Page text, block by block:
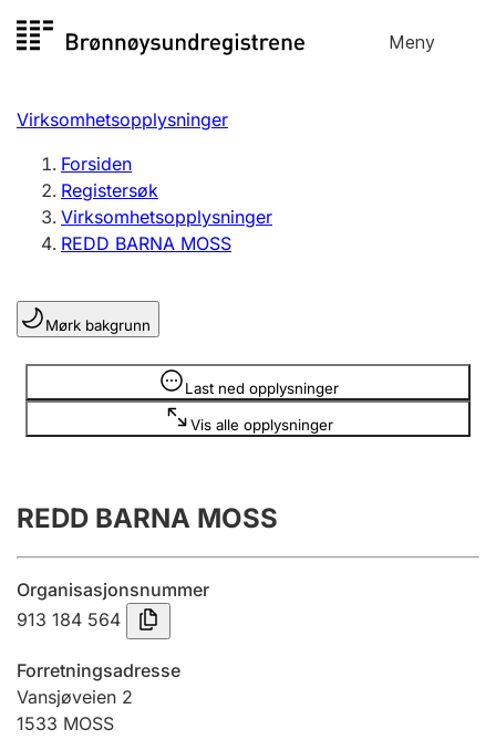
til
Meny
Registersøk
Aksjeselskap
Enkeltpersonforetak
Registrere, endre, slette
Lag og forening
Registrere, endre, slette
Innsending og forsinkelsesgebyr
Tinglysing
Jeger
Virksomhetsopplysninger
Forsiden
Registersøk
Virksomhetsopplysninger
REDD BARNA MOSS
Mørk bakgrunn
Last ned opplysninger
Vis alle opplysninger
Opplysninger er skjult
REDD BARNA MOSS
Organisasjonsnummer
913 184 564
Forretningsadresse
Vansjøveien 2
1533 MOSS